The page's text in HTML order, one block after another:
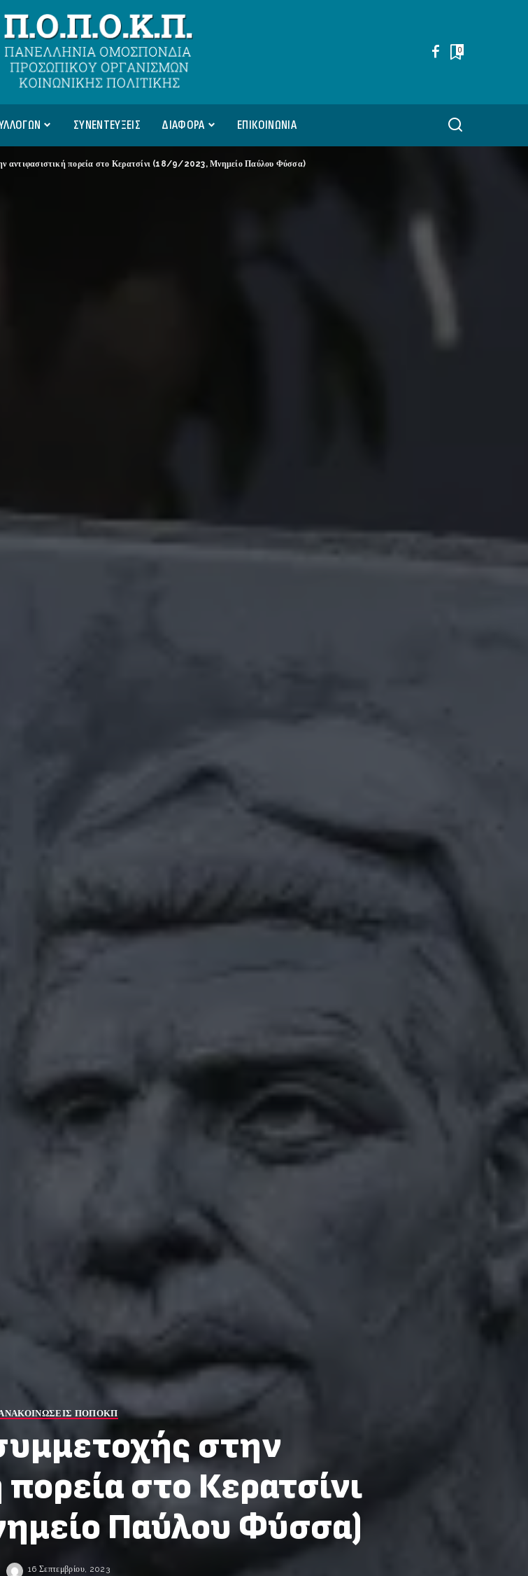
0
ΣΥΝΕΝΤΕΥΞΕΙΣ ΔΙΑΦΟΡΑ ΕΠΙΚΟΙΝΩΝΊΑ
αντιφασιστική πορεία στο Κερατσίνι (18/9/2023, Μνημείο Παύλου Φύσσα)
ΠΟΠΟΚΠ
στην
στο Κερατσίνι
Παύλου Φύσσα)
16 Σεπτεμβρίου, 2023